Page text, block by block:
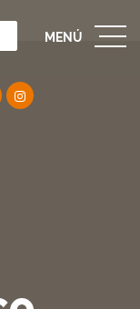
MENÚ